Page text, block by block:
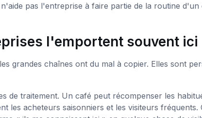
pas l'entreprise à faire partie de la routine
l'emportent souvent ici
grandes chaînes ont du mal à copier. Elles sont
de traitement. Un café peut récompenser les
les acheteurs saisonniers et les visiteurs fréquents.